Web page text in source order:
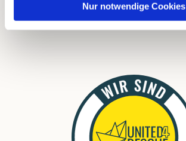
Nur notwendige Cookies
Download